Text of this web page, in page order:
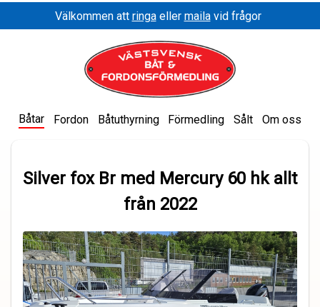
Välkommen att ringaeller mailavid frågor
Båtar Fordon Båtuthyrning Förmedling Sålt Om oss
Silver fox Br med Mercury 60 hk allt
från 2022